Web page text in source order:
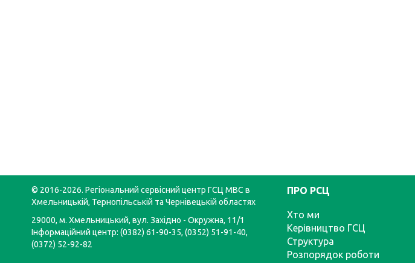
© 2016-2026. Регіональний сервісний центр ГСЦ МВС в
Хмельницькій, Тернопільській та Чернівецькій областях
29000, м. Хмельницький, вул. Західно - Окружна, 11/1
Інформаційний центр: (0382) 61-90-35, (0352) 51-91-40,
(0372) 52-92-82
ПРО РСЦ
Хто ми
Керівництво ГСЦ
Структура
Розпорядок роботи